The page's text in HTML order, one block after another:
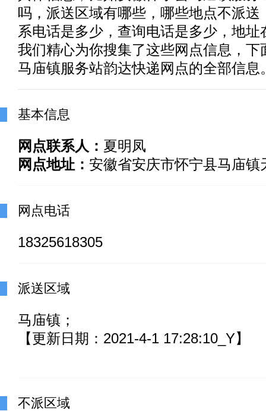
吗，派送区域有哪些，哪些地点不派送
系电话是多少，查询电话是多少，地址
我们精心为你搜集了这些网点信息，下
马庙镇服务站韵达快递网点的全部信息
基本信息
网点联系人： 夏明凤
网点地址： 安徽省安庆市怀宁县马庙镇
网点电话
18325618305
派送区域
马庙镇；
【更新日期：2021-4-1 17:28:10_Y】
不派区域